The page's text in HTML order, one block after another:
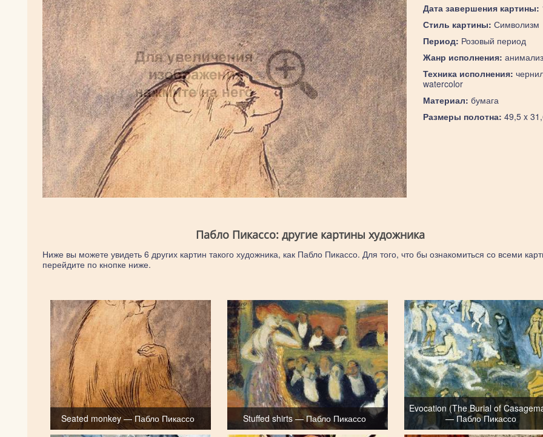
Дата завершения картины:
Стиль картины: Символизм
Период: Розовый период
Жанр исполнения:
Техника исполнения:
watercolor
Материал: бумага
Размеры полотна: 49,5 x
Пабло Пикассо: другие картины художника
Ниже вы можете увидеть 6 других картин такого художника, как Пабло Пикассо. Для того, что бы ознакомиться со всеми
перейдите по кнопке ниже.
Seated monkey — Пабло Пикассо Stuffed shirts — Пабло Пикассо
Evocation (The Burial of
— Пабло Пикассо